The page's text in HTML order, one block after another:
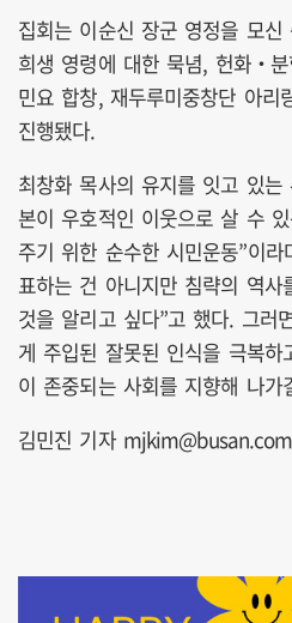
집회는 이순신 장군 영정을 모
희생 영령에 대한 묵념, 헌화‧
민요 합창, 재두루미중창단 아리
진행됐다.
최창화 목사의 유지를 잇고 있
본이 우호적인 이웃으로 살 수
주기 위한 순수한 시민운동”이
표하는 건 아니지만 침략의 역
것을 알리고 싶다”고 했다. 그러
게 주입된 잘못된 인식을 극복
이 존중되는 사회를 지향해 나가
김민진 기자 mjkim@busan.com